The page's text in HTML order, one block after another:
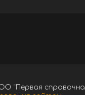
"Первая